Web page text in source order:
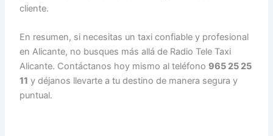
cliente.
En resumen, si necesitas un taxi confiable y profesional
en Alicante, no busques más allá de Radio Tele Taxi
Alicante. Contáctanos hoy mismo al teléfono 965 25 25
11 y déjanos llevarte a tu destino de manera segura y
puntual.